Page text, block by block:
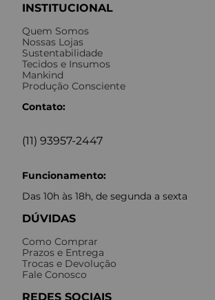
INSTITUCIONAL
Quem Somos
Nossas Lojas
Sustentabilidade
Tecidos e Insumos
Mankind
Produção Consciente
Contato:
(11) 93957-2447
Funcionamento:
Das 10h às 18h, de segunda a sexta
DÚVIDAS
Como Comprar
Prazos e Entrega
Trocas e Devolução
Fale Conosco
REDES SOCIAIS